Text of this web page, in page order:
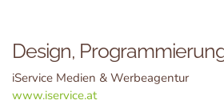
Design,
iService Medien & Werbeagentur
www.iservice.at